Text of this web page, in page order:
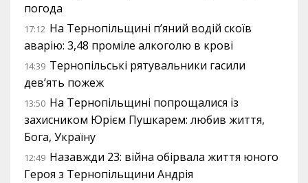
погода
17:12 На Тернопільщині п’яний водій скоїв
аварію: 3,48 проміле алкоголю в крові
14:39 Тернопільські рятувальники гасили
дев’ять пожеж
13:50 На Тернопільщині попрощалися із
захисником Юрієм Пушкарем: любив життя,
Бога, Україну
12:49 Назавжди 23: війна обірвала життя юного
Героя з Тернопільщини Андрія